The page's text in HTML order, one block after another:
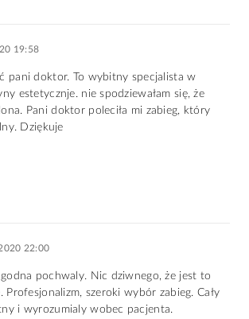
19:58
pani doktor. To wybitny specjalista w
estetycznje. nie spodziewałam się, że
Pani doktor poleciła mi zabieg, który
Dziękuje
22:00
pochwaly. Nic dziwnego, że jest to
Profesjonalizm, szeroki wybór zabieg. Cały
i wyrozumialy wobec pacjenta.